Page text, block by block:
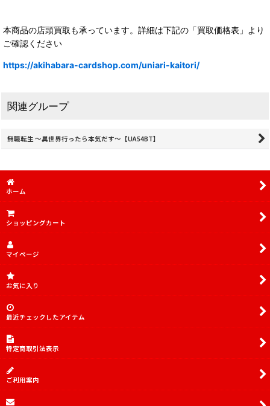
本商品の店頭買取も承っています。詳細は下記の「買取価格表」より
ご確認ください
https://akihabara-cardshop.com/uniari-kaitori/
関連グループ
無職転生 〜異世界行ったら本気だす〜【UA54BT】
ホーム
ショッピングカート
マイページ
お気に入り
最近チェックしたアイテム
特定商取引法表示
ご利用案内